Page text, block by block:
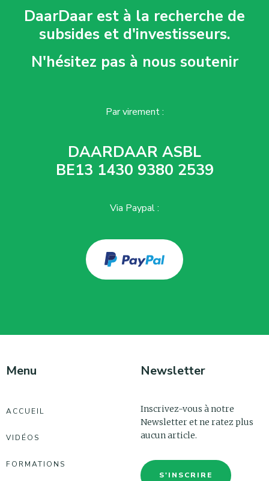
DaarDaar est à la recherche de
subsides et d'investisseurs.
N'hésitez pas à nous soutenir
Par virement :
DAARDAAR ASBL
BE13 1430 9380 2539
Via Paypal :
Menu
ACCUEIL
VIDÉOS
FORMATIONS
Newsletter
Inscrivez-vous à notre
Newsletter et ne ratez plus
aucun article.
S'INSCRIRE